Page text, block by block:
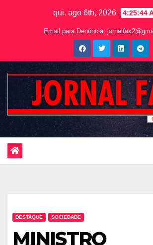
qui. ago 6th, 2026 4:25:45
Email para Denúncia:
DESTAQUE SOCIEDADE
MINISTRO